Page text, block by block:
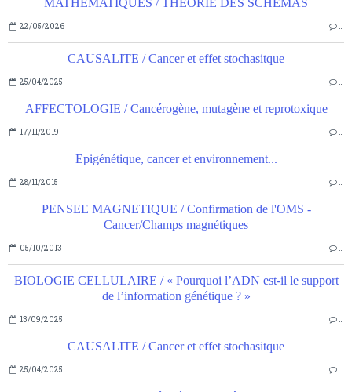
MATHEMATIQUES / THÉORIE DES SCHÉMAS
22/05/2026 …
CAUSALITE / Cancer et effet stochasitque
25/04/2025 …
AFFECTOLOGIE / Cancérogène, mutagène et reprotoxique
17/11/2019 …
Epigénétique, cancer et environnement...
28/11/2015 …
PENSEE MAGNETIQUE / Confirmation de l'OMS -
Cancer/Champs magnétiques
05/10/2013 …
BIOLOGIE CELLULAIRE / « Pourquoi l’ADN est-il le support
de l’information génétique ? »
13/09/2025 …
CAUSALITE / Cancer et effet stochasitque
25/04/2025 …